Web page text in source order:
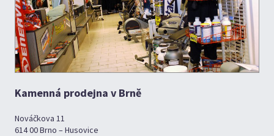
Kamenná prodejna v Brně
Nováčkova 11
614 00 Brno – Husovice